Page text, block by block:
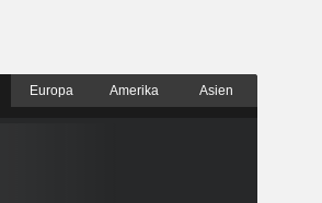
Europa Amerika Asien